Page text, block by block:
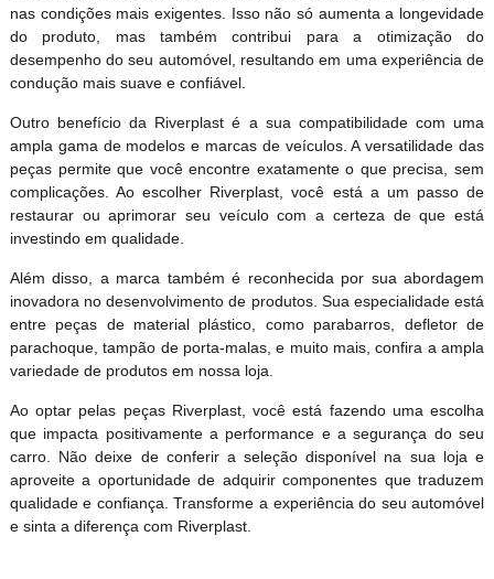
nas condições mais exigentes. Isso não só aumenta a longevidade
do produto, mas também contribui para a otimização do
desempenho do seu automóvel, resultando em uma experiência de
condução mais suave e confiável.
Outro benefício da Riverplast é a sua compatibilidade com uma
ampla gama de modelos e marcas de veículos. A versatilidade das
peças permite que você encontre exatamente o que precisa, sem
complicações. Ao escolher Riverplast, você está a um passo de
restaurar ou aprimorar seu veículo com a certeza de que está
investindo em qualidade.
Além disso, a marca também é reconhecida por sua abordagem
inovadora no desenvolvimento de produtos. Sua especialidade está
entre peças de material plástico, como parabarros, defletor de
parachoque, tampão de porta-malas, e muito mais, confira a ampla
variedade de produtos em nossa loja.
Ao optar pelas peças Riverplast, você está fazendo uma escolha
que impacta positivamente a performance e a segurança do seu
carro. Não deixe de conferir a seleção disponível na sua loja e
aproveite a oportunidade de adquirir componentes que traduzem
qualidade e confiança. Transforme a experiência do seu automóvel
e sinta a diferença com Riverplast.